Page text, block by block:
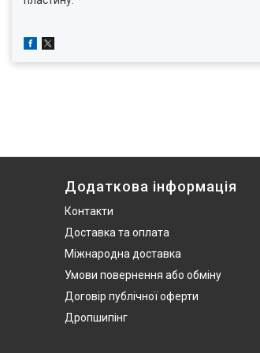
Додаткова інформація
Контакти
Доставка та оплата
Міжнародна доставка
Умови повернення або обміну
Договір публічної оферти
Дропшипінг